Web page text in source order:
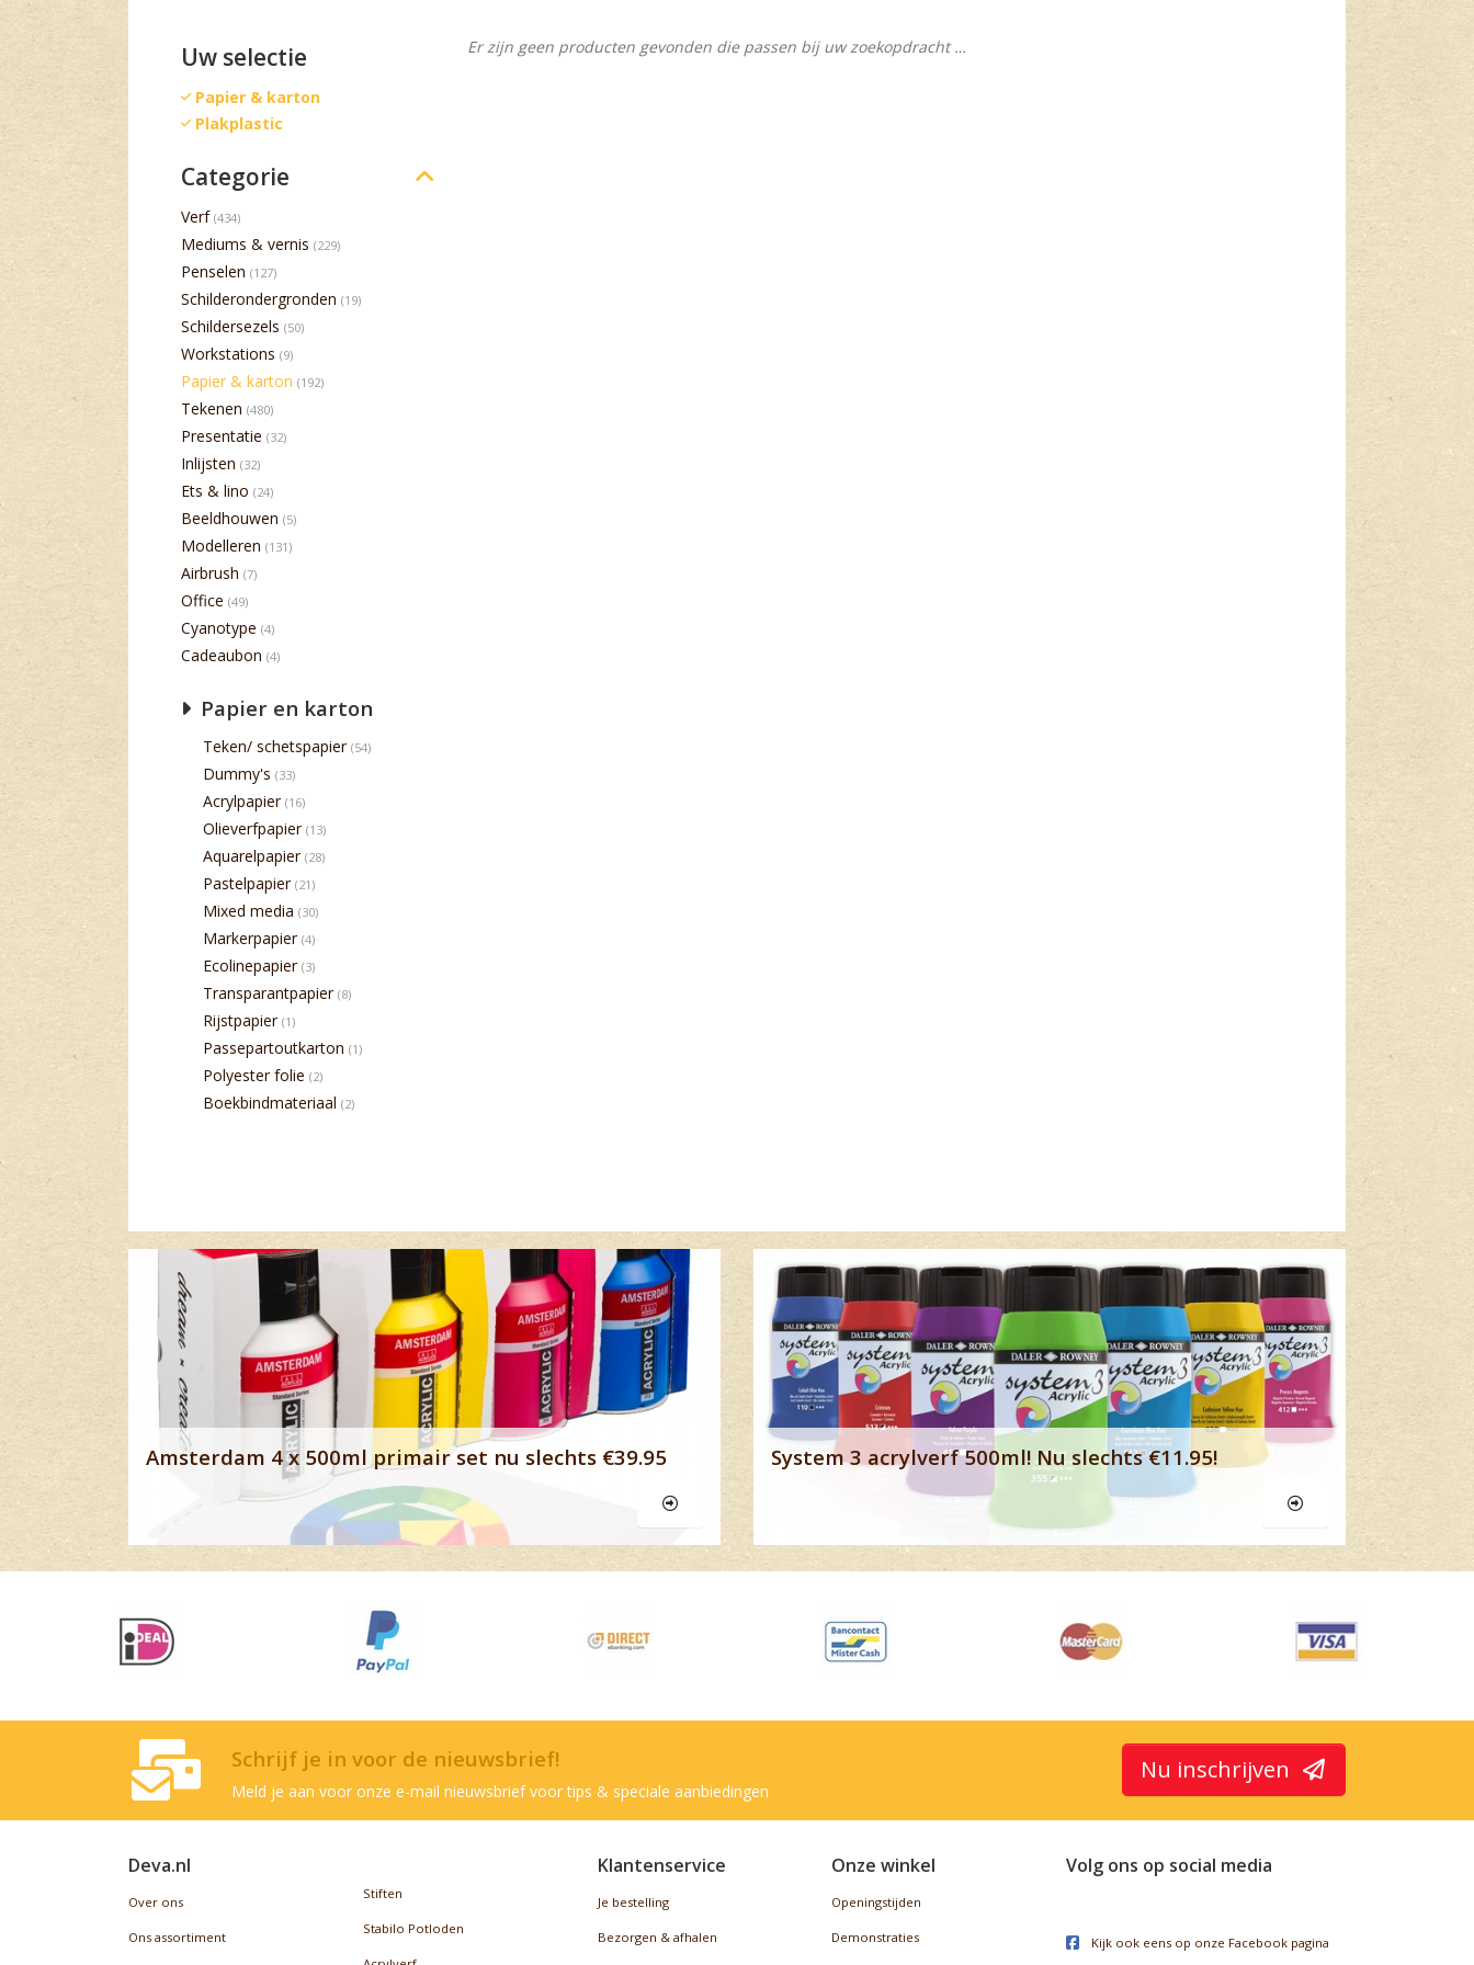
Uw selectie
Papier & karton
Plakplastic
Categorie
Verf (434)
Mediums & vernis (229)
Penselen (127)
Schilderondergronden (19)
Schildersezels (50)
Workstations (9)
Papier & karton (192)
Tekenen (480)
Presentatie (32)
Inlijsten (32)
Ets & lino (24)
Beeldhouwen (5)
Modelleren (131)
Airbrush (7)
Office (49)
Cyanotype (4)
Cadeaubon (4)
Papier en karton
Teken/ schetspapier (54)
Dummy's (33)
Acrylpapier (16)
Olieverfpapier (13)
Aquarelpapier (28)
Pastelpapier (21)
Mixed media (30)
Markerpapier (4)
Ecolinepapier (3)
Transparantpapier (8)
Rijstpapier (1)
Passepartoutkarton (1)
Polyester folie (2)
Boekbindmateriaal (2)
Er zijn geen producten gevonden die passen bij uw zoekopdracht …
Banner row 2
Amsterdam 4 x 500ml primair set nu slechts €39.95 System 3 acrylverf 500ml! Nu slechts €11.95!
Schrijf je in voor de nieuwsbrief!
Meld je aan voor onze e-mail nieuwsbrief voor tips & speciale aanbiedingen
Nu inschrijven
Deva.nl
Over ons
Ons assortiment
Stiften
Stabilo Potloden
Klantenservice
Je bestelling
Bezorgen & afhalen
Onze winkel
Openingstijden
Demonstraties
Volg ons op social media
Kijk ook eens op onze Facebook pagina